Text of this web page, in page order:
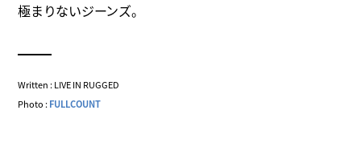
極まりないジーンズ。
Written : LIVE IN RUGGED
Photo :FULLCOUNT